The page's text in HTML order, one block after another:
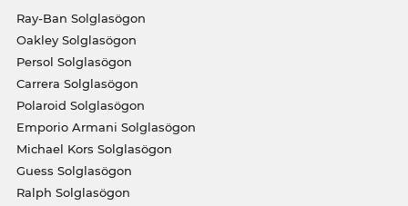
Ray-Ban Solglasögon
Oakley Solglasögon
Persol Solglasögon
Carrera Solglasögon
Polaroid Solglasögon
Emporio Armani Solglasögon
Michael Kors Solglasögon
Guess Solglasögon
Ralph Solglasögon